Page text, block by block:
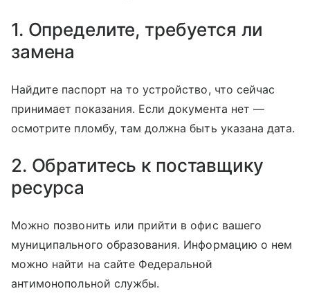
1. Определите, требуется ли
замена
Найдите паспорт на то устройство, что сейчас
принимает показания. Если документа нет —
осмотрите пломбу, там должна быть указана дата.
2. Обратитесь к поставщику
ресурса
Можно позвонить или прийти в офис вашего
муниципального образования. Информацию о нем
можно найти на сайте Федеральной
антимонопольной службы.